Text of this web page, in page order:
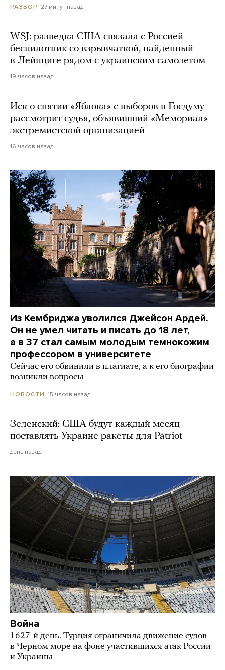
РАЗБОР 27 минут назад
WSJ: разведка США связала с Россией
беспилотник со взрывчаткой, найденный
в Лейпциге рядом с украинским самолетом
19 часов назад
Иск о снятии «Яблока» с выборов в Госдуму
рассмотрит судья, объявивший «Мемориал»
экстремистской организацией
16 часов назад
Из Кембриджа уволился Джейсон Ардей.
Он не умел читать и писать до 18 лет,
а в 37 стал самым молодым темнокожим
профессором в университете
Сейчас его обвинили в плагиате, а к его биографии
возникли вопросы
НОВОСТИ 15 часов назад
Зеленский: США будут каждый месяц
поставлять Украине ракеты для Patriot
день назад
Война
1627-й день. Турция ограничила движение судов
в Черном море на фоне участившихся атак России
и Украины